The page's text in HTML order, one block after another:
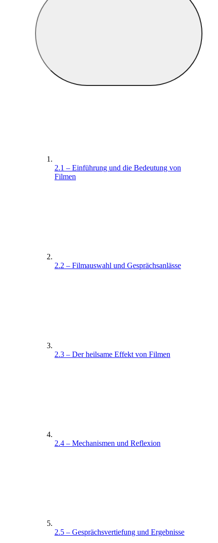
2.1 – Einführung und die Bedeutung von
Filmen
2.2 – Filmauswahl und Gesprächsanlässe
2.3 – Der heilsame Effekt von Filmen
2.4 – Mechanismen und Reflexion
2.5 – Gesprächsvertiefung und Ergebnisse